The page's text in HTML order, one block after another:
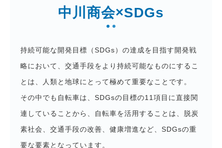
中川商会×SDGs
持続可能な開発目標（SDGs）の達成を目指す開発戦
略において、 交通手段をより持続可能なものにするこ
とは、
人類と地球にとって極めて重要なことです。
その中でも自転車は、SDGsの目標の11項目に直接関
連していることから、
自転車を活用することは、脱炭
素社会、交通手段の改善、 健康増進など、SDGsの重
要な要素となっています。